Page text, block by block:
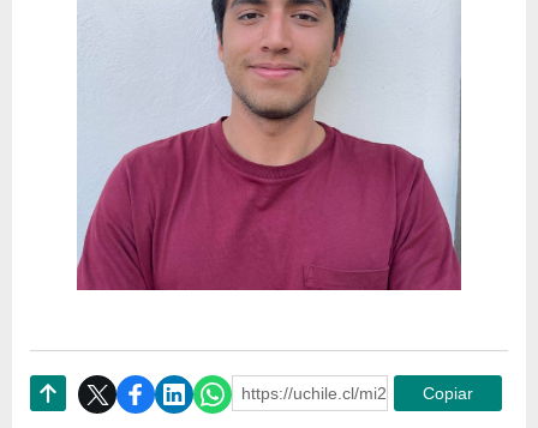
https://uchile.cl/mi241205Copiar